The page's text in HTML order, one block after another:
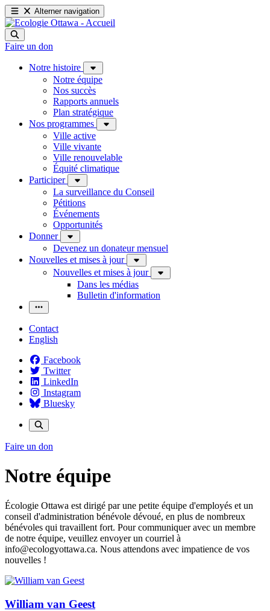
Alterner navigation
Faire un don
Notre histoire
Notre équipe
Nos succès
Rapports annuels
Plan stratégique
Nos programmes
Ville active
Ville vivante
Ville renouvelable
Équité climatique
Participer
La surveillance du Conseil
Pétitions
Événements
Opportunités
Donner
Devenez un donateur mensuel
Nouvelles et mises à jour
Nouvelles et mises à jour
Dans les médias
Bulletin d'information
Contact
English
Facebook
Twitter
LinkedIn
Instagram
Bluesky
Faire un don
Notre équipe
Écologie Ottawa est dirigé par une petite équipe d'employés et un
conseil d'administration bénévole dévoué, en plus de nombreux
bénévoles qui travaillent fort. Pour communiquer avec un membre
de notre équipe, veuillez envoyer un courriel à
info@ecologyottawa.ca. Nous attendons avec impatience de vos
nouvelles !
William van Geest